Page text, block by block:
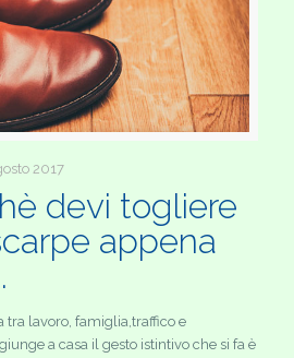
2017
devi togliere
appena
tra lavoro, famiglia,traffico e
a casa il gesto istintivo che si fa è